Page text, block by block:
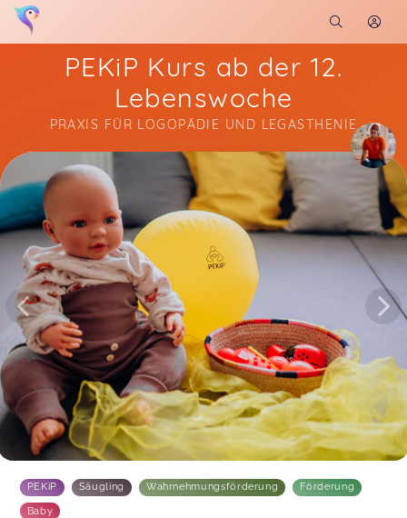
PEKiP Kurs ab der 12.
Lebenswoche
PRAXIS FÜR LOGOPÄDIE UND LEGASTHENIE
Soon you will learn more about me here...
PEKiP Säugling Wahrnehmungsförderung Förderung
Baby